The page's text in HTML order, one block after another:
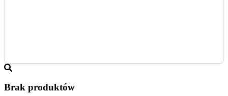
Brak produktów